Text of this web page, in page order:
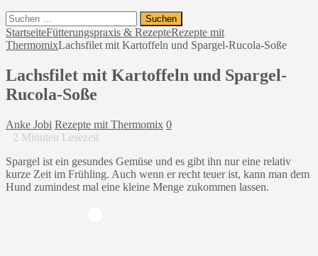
Suchen
nach:
StartseiteFütterungspraxis & RezepteRezepte mit
ThermomixLachsfilet mit Kartoffeln und Spargel-Rucola-Soße
Lachsfilet mit Kartoffeln und Spargel-
Rucola-Soße
Anke Jobi Rezepte mit Thermomix 0
2 Minuten Lesezeit
Spargel ist ein gesundes Gemüse und es gibt ihn nur eine relativ
kurze Zeit im Frühling. Auch wenn er recht teuer ist, kann man dem
Hund zumindest mal eine kleine Menge zukommen lassen.